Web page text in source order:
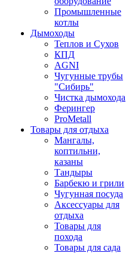
Промышленные
котлы
Дымоходы
Теплов и Сухов
КПД
AGNI
Чугунные трубы
"Сибирь"
Чистка дымохода
Ферингер
ProMetall
Товары для отдыха
Мангалы,
коптильни,
казаны
Тандыры
Барбекю и грили
Чугунная посуда
Аксессуары для
отдыха
Товары для
похода
Товары для сада